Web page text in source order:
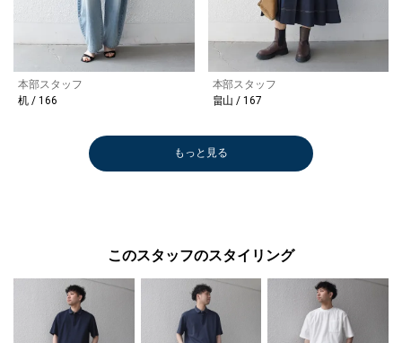
本部スタッフ
机 / 166
本部スタッフ
畠山 / 167
もっと見る
このスタッフのスタイリング